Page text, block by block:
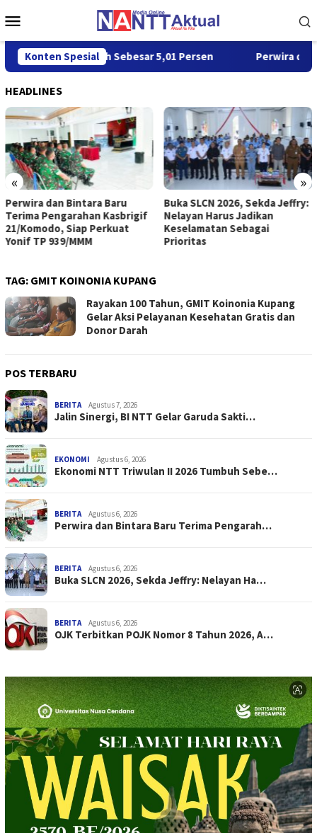
ke
Mobile
Konten Spesial
Tumbuh Sebesar 5,01 Persen Perwira dan Bintara
HEADLINES
« »
Perwira dan Bintara Baru
Terima Pengarahan Kasbrigif
21/Komodo, Siap Perkuat
Yonif TP 939/MMM
Buka SLCN 2026, Sekda Jeffry:
Nelayan Harus Jadikan
Keselamatan Sebagai
Prioritas
TAG: GMIT KOINONIA KUPANG
Rayakan 100 Tahun, GMIT Koinonia Kupang
Gelar Aksi Pelayanan Kesehatan Gratis dan
Donor Darah
POS TERBARU
BERITA Agustus 7, 2026
Jalin Sinergi, BI NTT Gelar Garuda Sakti…
EKONOMI Agustus 6, 2026
Ekonomi NTT Triwulan II 2026 Tumbuh Sebe…
BERITA Agustus 6, 2026
Perwira dan Bintara Baru Terima Pengarah…
BERITA Agustus 6, 2026
Buka SLCN 2026, Sekda Jeffry: Nelayan Ha…
BERITA Agustus 6, 2026
OJK Terbitkan POJK Nomor 8 Tahun 2026, A…